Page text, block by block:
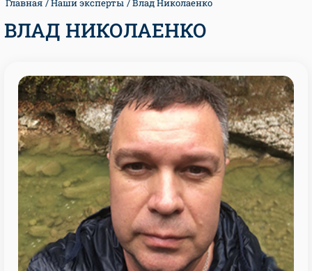
Главная Наши эксперты Влад Николаенко
ВЛАД НИКОЛАЕНКО